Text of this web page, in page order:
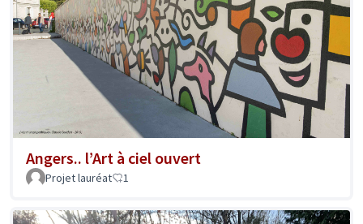
Angers.. l’Art à ciel ouvert
Projet lauréat 1